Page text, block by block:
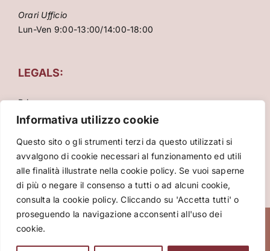
Informativa utilizzo cookie
Questo sito o gli strumenti terzi da questo utilizzati si
avvalgono di cookie necessari al funzionamento ed utili
alle finalità illustrate nella cookie policy. Se vuoi saperne
di più o negare il consenso a tutti o ad alcuni cookie,
consulta la cookie policy. Cliccando su 'Accetta tutti' o
proseguendo la navigazione acconsenti all'uso dei
cookie.
Orari Ufficio
Lun-Ven 9:00-13:00/14:00-18:00
LEGALS:
Privacy
Condizioni Generali
Copyright 2026 VIVA International srl – P.za Cinque